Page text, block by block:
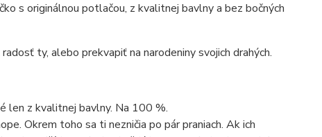
s originálnou potlačou, z kvalitnej bavlny a bez bočných
ty, alebo prekvapiť na narodeniny svojich drahých.
len z kvalitnej bavlny. Na 100 %.
Okrem toho sa ti nezničia po pár praniach. Ak ich